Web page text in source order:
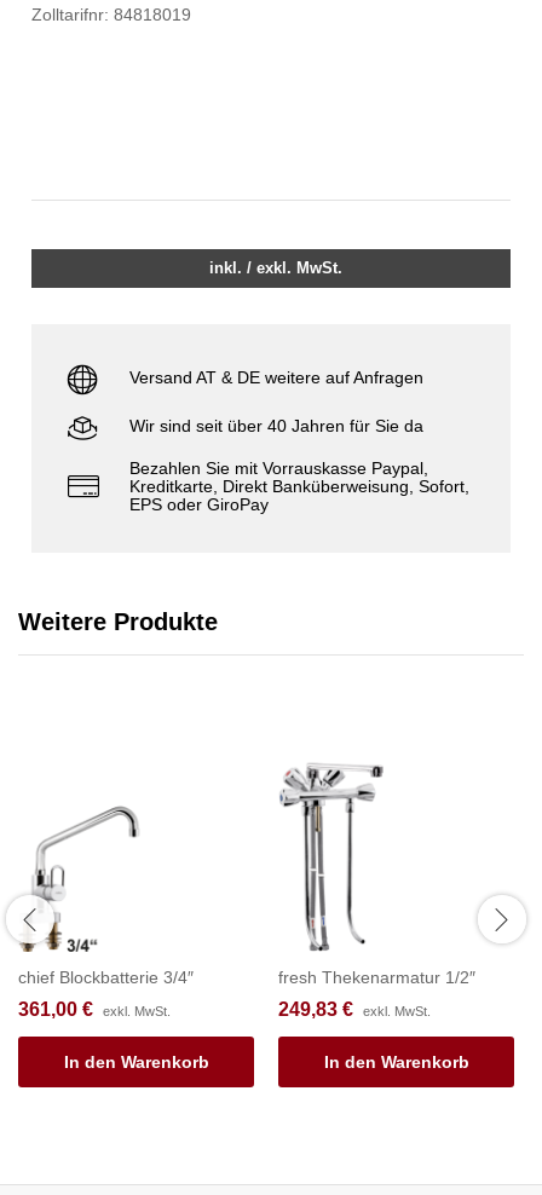
Zolltarifnr: 84818019
inkl. / exkl. MwSt.
Versand AT & DE weitere auf Anfragen
Wir sind seit über 40 Jahren für Sie da
Bezahlen Sie mit Vorrauskasse Paypal,
Kreditkarte, Direkt Banküberweisung, Sofort,
EPS oder GiroPay
Weitere Produkte
chief Blockbatterie 3/4″
361,00 € exkl. MwSt.
In den Warenkorb
fresh Thekenarmatur 1/2″
249,83 € exkl. MwSt.
In den Warenkorb